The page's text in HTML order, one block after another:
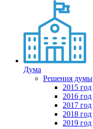
Дума
Решения думы
2015 год
2016 год
2017 год
2018 год
2019 год